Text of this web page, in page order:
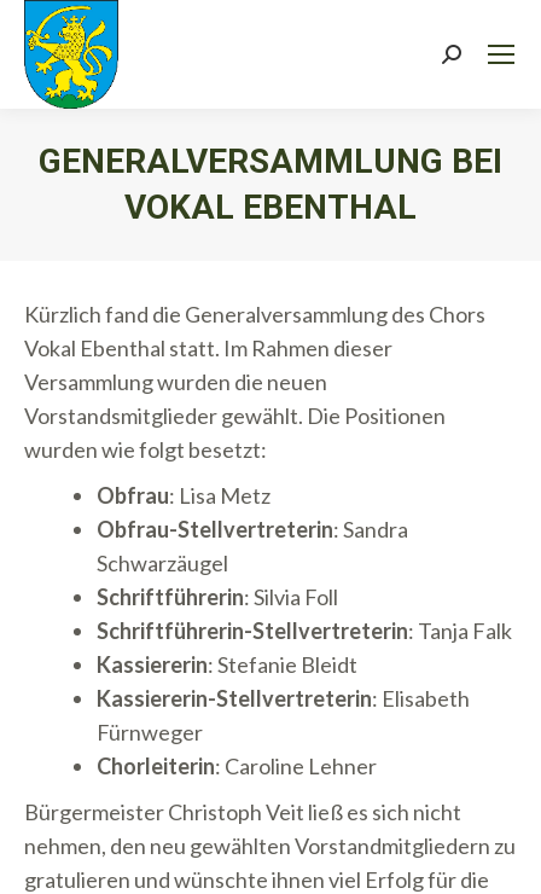
Search:
GENERALVERSAMMLUNG BEI
VOKAL EBENTHAL
Kürzlich fand die Generalversammlung des Chors
Vokal Ebenthal statt. Im Rahmen dieser
Versammlung wurden die neuen
Vorstandsmitglieder gewählt. Die Positionen
wurden wie folgt besetzt:
Obfrau: Lisa Metz
Obfrau-Stellvertreterin: Sandra
Schwarzäugel
Schriftführerin: Silvia Foll
Schriftführerin-Stellvertreterin: Tanja Falk
Kassiererin: Stefanie Bleidt
Kassiererin-Stellvertreterin: Elisabeth
Fürnweger
Chorleiterin: Caroline Lehner
Bürgermeister Christoph Veit ließ es sich nicht
nehmen, den neu gewählten Vorstandmitgliedern zu
gratulieren und wünschte ihnen viel Erfolg für die